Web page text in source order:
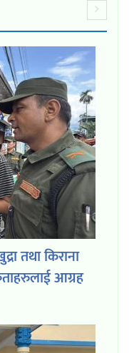
तथा किराना
आग्रह